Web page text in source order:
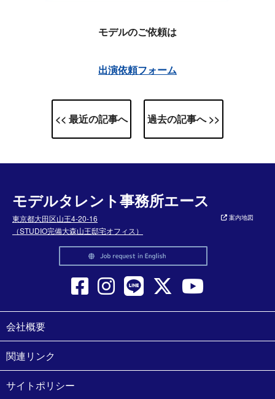
モデルのご依頼は
出演依頼フォーム
<< 最近の記事へ 過去の記事へ >>
モデルタレント事務所エース
東京都大田区山王4-20-16
（STUDIO完備大森山王邸宅オフィス）
案内地図
会社概要
関連リンク
サイトポリシー